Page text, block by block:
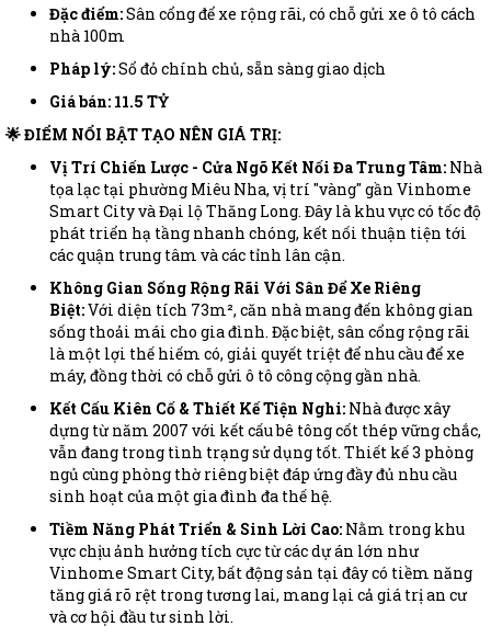
Đặc điểm:Sân cổng để xe rộng rãi, có chỗ gửi xe ô tô cách
nhà 100m
Pháp lý:Sổ đỏ chính chủ, sẵn sàng giao dịch
Giá bán: 11.5 TỶ
🌟 ĐIỂM NỔI BẬT TẠO NÊN GIÁ TRỊ:
Vị Trí Chiến Lược - Cửa Ngõ Kết Nối Đa Trung Tâm: Nhà
tọa lạc tại phường Miêu Nha, vị trí "vàng" gần Vinhome
Smart City và Đại lộ Thăng Long. Đây là khu vực có tốc độ
phát triển hạ tầng nhanh chóng, kết nối thuận tiện tới
các quận trung tâm và các tỉnh lân cận.
Không Gian Sống Rộng Rãi Với Sân Để Xe Riêng
Biệt:Với diện tích 73m², căn nhà mang đến không gian
sống thoải mái cho gia đình. Đặc biệt, sân cổng rộng rãi
là một lợi thế hiếm có, giải quyết triệt để nhu cầu để xe
máy, đồng thời có chỗ gửi ô tô công cộng gần nhà.
Kết Cấu Kiên Cố & Thiết Kế Tiện Nghi: Nhà được xây
dựng từ năm 2007 với kết cấu bê tông cốt thép vững chắc,
vẫn đang trong tình trạng sử dụng tốt. Thiết kế 3 phòng
ngủ cùng phòng thờ riêng biệt đáp ứng đầy đủ nhu cầu
sinh hoạt của một gia đình đa thế hệ.
Tiềm Năng Phát Triển & Sinh Lời Cao: Nằm trong khu
vực chịu ảnh hưởng tích cực từ các dự án lớn như
Vinhome Smart City, bất động sản tại đây có tiềm năng
tăng giá rõ rệt trong tương lai, mang lại cả giá trị an cư
và cơ hội đầu tư sinh lời.